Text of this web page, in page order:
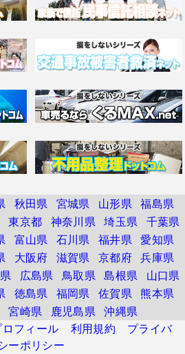
秋田県 宮城県 山形県 福島県
東京都 神奈川県 埼玉県 千葉県
富山県 石川県 福井県 愛知県
大阪府 滋賀県 京都府 兵庫県
広島県 鳥取県 島根県
山口県
徳島県 福岡県 佐賀県 熊本県
宮崎県 鹿児島県 沖縄県
フィール 利用規約
プライバ
ーポリシー